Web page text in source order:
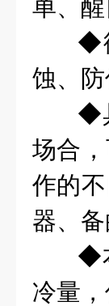
单、醒
◆
蚀、
◆
场合
作的
器、备
◆
冷量